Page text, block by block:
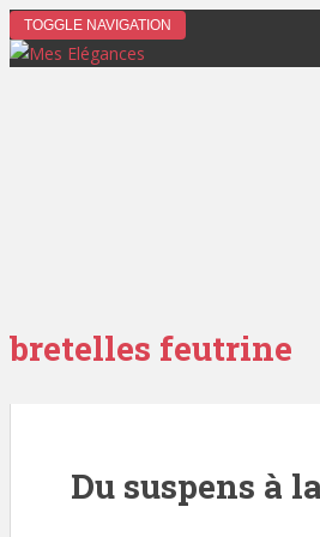
TOGGLE NAVIGATION
bretelles feutrine
Du suspens à